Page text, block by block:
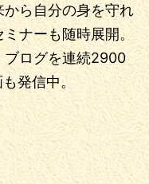
ら自分の身を守れ
ナーも随時展開。
ブログを連続2900
発信中。